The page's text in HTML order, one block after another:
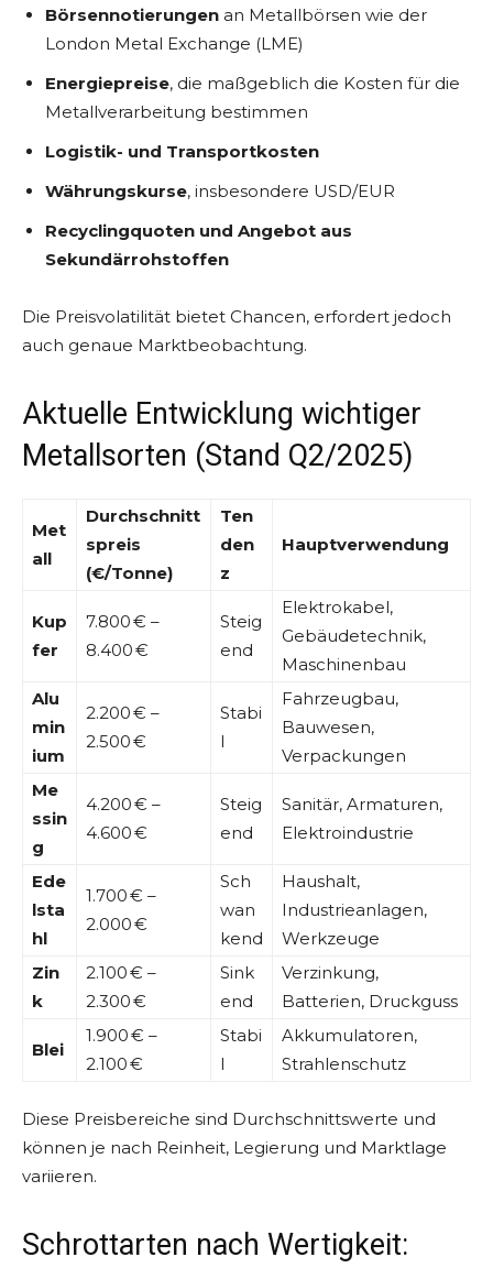
Börsennotierungen an Metallbörsen wie der
London Metal Exchange (LME)
Energiepreise, die maßgeblich die Kosten für die
Metallverarbeitung bestimmen
Logistik- und Transportkosten
Währungskurse, insbesondere USD/EUR
Recyclingquoten und Angebot aus
Sekundärrohstoffen
Die Preisvolatilität bietet Chancen, erfordert jedoch
auch genaue Marktbeobachtung.
Aktuelle Entwicklung wichtiger
Metallsorten (Stand Q2/2025)
Met
all
Durchschnitt
spreis
(€/Tonne)
Ten
den
z
Hauptverwendung
Kup
fer
7.800 € –
8.400 €
Steig
end
Elektrokabel,
Gebäudetechnik,
Maschinenbau
Alu
min
ium
2.200 € –
2.500 €
Stabi
l
Fahrzeugbau,
Bauwesen,
Verpackungen
Me
ssin
g
4.200 € –
4.600 €
Steig
end
Sanitär, Armaturen,
Elektroindustrie
Ede
lsta
hl
1.700 € –
2.000 €
Sch
wan
kend
Haushalt,
Industrieanlagen,
Werkzeuge
Zin
k
2.100 € –
2.300 €
Sink
end
Verzinkung,
Batterien, Druckguss
Blei
1.900 € –
2.100 €
Stabi
l
Akkumulatoren,
Strahlenschutz
Diese Preisbereiche sind Durchschnittswerte und
können je nach Reinheit, Legierung und Marktlage
variieren.
Schrottarten nach Wertigkeit: